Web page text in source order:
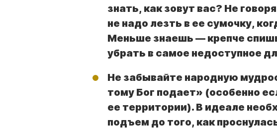
знать, как зовут вас? Не
не надо лезть в ее сумочку,
Меньше знаешь — крепче
убрать в самое недоступное
Не забывайте народную
тому Бог подает» (особенно
ее территории). В идеале
подъем до того, как